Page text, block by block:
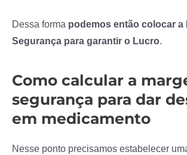
Dessa forma podemos então colocar a
Segurança para garantir o Lucro.
Como calcular a
segurança para dar
em medicamento
Nesse ponto precisamos estabelecer